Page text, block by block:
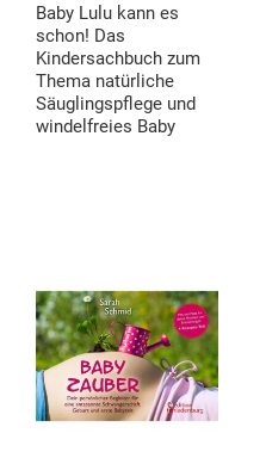
Baby Lulu kann es
schon! Das
Kindersachbuch zum
Thema natürliche
Säuglingspflege und
windelfreies Baby